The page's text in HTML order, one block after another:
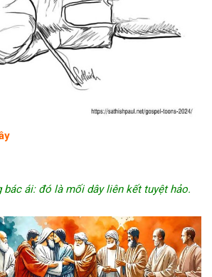
bác ái: đó là mối dây liên kết tuyệt hảo.